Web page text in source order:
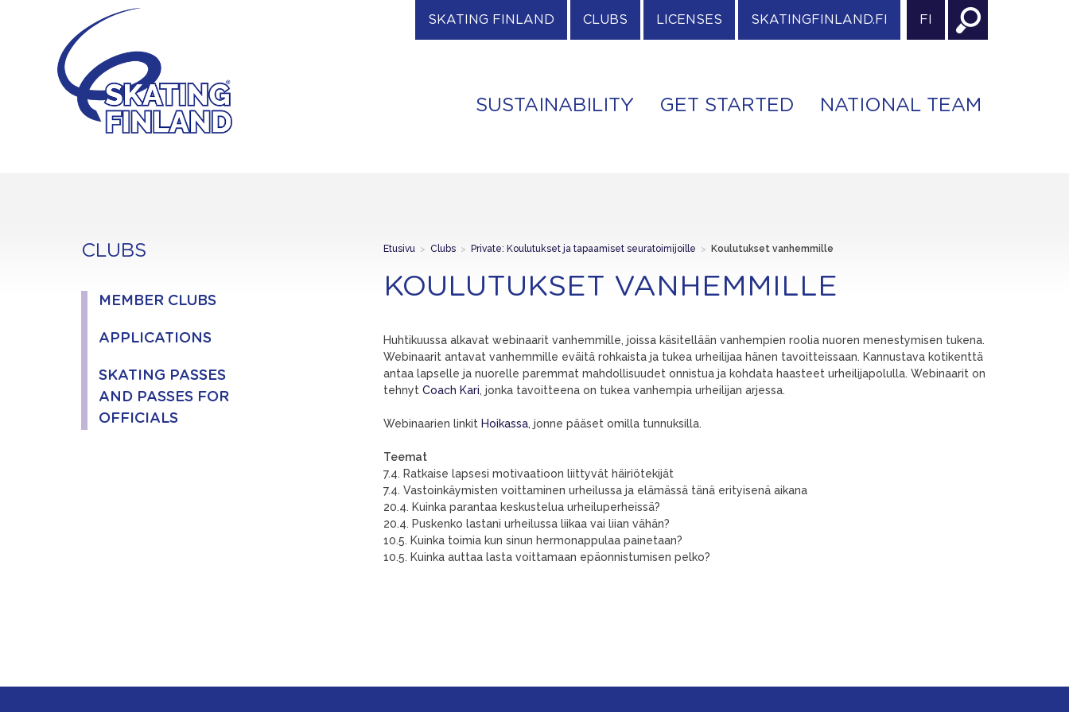
SKATING FINLAND CLUBS LICENSES SKATINGFINLAND.FI FI
SUSTAINABILITY GET STARTED NATIONAL TEAM
CLUBS
MEMBER CLUBS
APPLICATIONS
SKATING PASSES
AND PASSES FOR
OFFICIALS
Etusivu > Clubs > Private: Koulutukset ja tapaamiset seuratoimijoille > Koulutukset vanhemmille
KOULUTUKSET VANHEMMILLE
Huhtikuussa alkavat webinaarit vanhemmille, joissa käsitellään vanhempien roolia nuoren menestymisen tukena.
Webinaarit antavat vanhemmille eväitä rohkaista ja tukea urheilijaa hänen tavoitteissaan. Kannustava kotikenttä
antaa lapselle ja nuorelle paremmat mahdollisuudet onnistua ja kohdata haasteet urheilijapolulla. Webinaarit on
tehnyt Coach Kari, jonka tavoitteena on tukea vanhempia urheilijan arjessa.
Webinaarien linkit Hoikassa, jonne pääset omilla tunnuksilla.
Teemat
7.4. Ratkaise lapsesi motivaatioon liittyvät häiriötekijät
7.4. Vastoinkäymisten voittaminen urheilussa ja elämässä tänä erityisenä aikana
20.4. Kuinka parantaa keskustelua urheiluperheissä?
20.4. Puskenko lastani urheilussa liikaa vai liian vähän?
10.5. Kuinka toimia kun sinun hermonappulaa painetaan?
10.5. Kuinka auttaa lasta voittamaan epäonnistumisen pelko?